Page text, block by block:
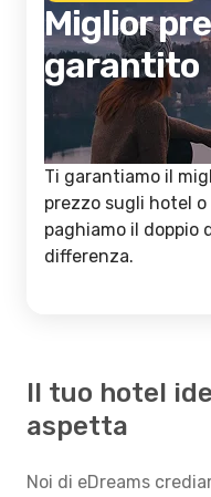
Miglior
garantito
Ti garantiamo il
prezzo sugli hotel o
paghiamo il doppio
differenza.
Il tuo hotel
aspetta
Noi di eDreams